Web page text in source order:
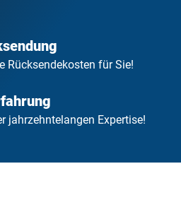
Rücksendekosten für Sie!
jahrzehntelangen Expertise!